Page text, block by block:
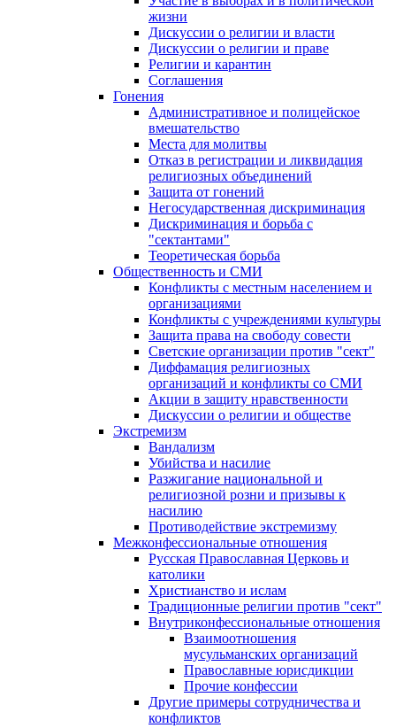
жизни
Дискуссии о религии и власти
Дискуссии о религии и праве
Религии и карантин
Соглашения
Гонения
Административное и полицейское
вмешательство
Места для молитвы
Отказ в регистрации и ликвидация
религиозных объединений
Защита от гонений
Негосударственная дискриминация
Дискриминация и борьба с
"сектантами"
Теоретическая борьба
Общественность и СМИ
Конфликты с местным населением и
организациями
Конфликты с учреждениями культуры
Защита права на свободу совести
Светские организации против "сект"
Диффамация религиозных
организаций и конфликты со СМИ
Акции в защиту нравственности
Дискуссии о религии и обществе
Экстремизм
Вандализм
Убийства и насилие
Разжигание национальной и
религиозной розни и призывы к
насилию
Противодействие экстремизму
Межконфессиональные отношения
Русская Православная Церковь и
католики
Христианство и ислам
Традиционные религии против "сект"
Внутриконфессиональные отношения
Взаимоотношения
мусульманских организаций
Православные юрисдикции
Прочие конфессии
Другие примеры сотрудничества и
конфликтов